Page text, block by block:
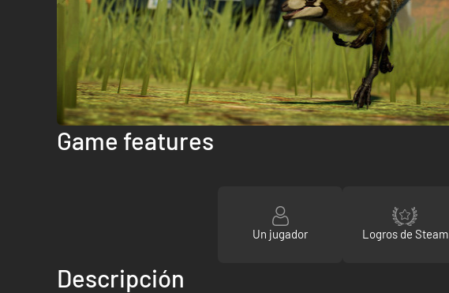
Game features
Un jugador Logros de Steam
Descripción